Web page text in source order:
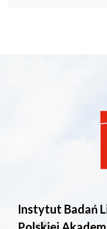
Instytut Badań